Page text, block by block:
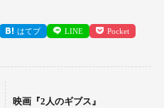
はてブ LINE Pocket
映画『2人のギブス』